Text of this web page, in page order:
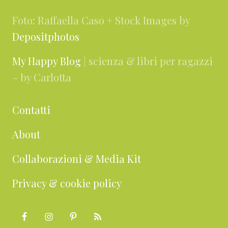
Foto: Raffaella Caso + Stock Images by
Depositphotos
My Happy Blog | scienza & libri per ragazzi
– by Carlotta
Contatti
About
Collaborazioni & Media Kit
Privacy & cookie policy